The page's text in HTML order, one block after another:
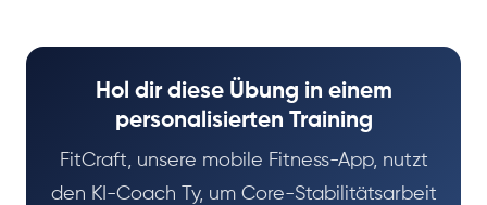
Hol dir diese Übung in einem
personalisierten Training
FitCraft, unsere mobile Fitness-App, nutzt
den KI-Coach Ty, um Core-Stabilitätsarbeit